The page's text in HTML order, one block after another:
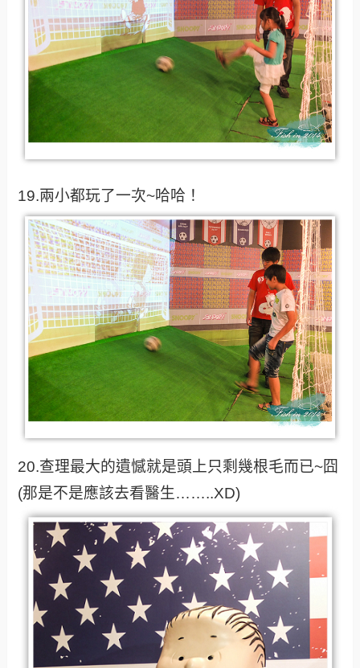
19.兩小都玩了一次~哈哈！
20.查理最大的遺憾就是頭上只剩幾根毛而已~囧
(那是不是應該去看醫生……..XD)